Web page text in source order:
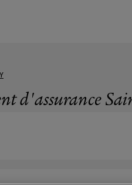
d'assurance